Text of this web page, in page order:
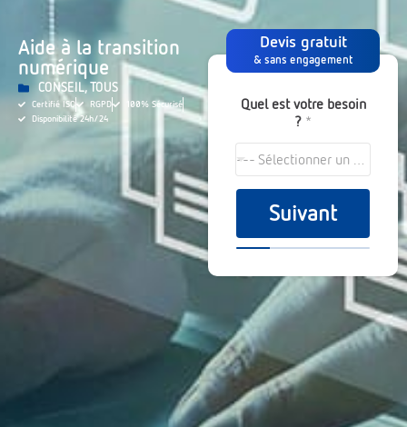
Aide à la transition
numérique
CONSEIL,TOUS
Certifié ISO RGPD
100% Sécurisé
Disponibilité 24h/24
Devis gratuit
& sans engagement
Quel est votre besoin
? *
Suivant